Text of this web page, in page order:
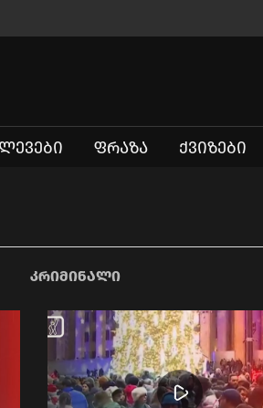
ᲤᲠᲐᲖᲐ ᲥᲕᲘᲖᲔᲑᲘ
ᲙᲠᲘᲛᲘᲜᲐᲚᲘ